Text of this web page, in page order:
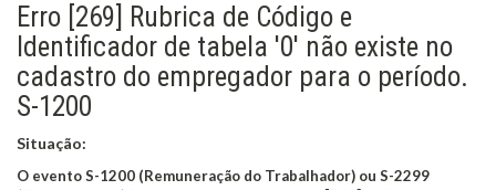
Erro [269] Rubrica de Código e
Identificador de tabela '0' não existe no
cadastro do empregador para o período.
S-1200
Situação:
O evento S-1200 (Remuneração do Trabalhador) ou S-2299